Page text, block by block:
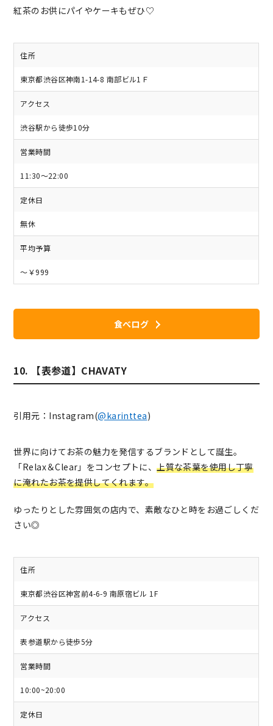
紅茶のお供にパイやケーキもぜひ♡
住所
東京都渋谷区神南1-14-8 南部ビル1Ｆ
アクセス
渋谷駅から徒歩10分
営業時間
11:30～22:00
定休日
無休
平均予算
～￥999
食べログ
10. 【表参道】CHAVATY
引用元：Instagram(@karinttea)
世界に向けてお茶の魅力を発信するブランドとして誕生。
「Relax＆Clear」をコンセプトに、上質な茶葉を使用し丁寧
に淹れたお茶を提供してくれます。
ゆったりとした雰囲気の店内で、素敵なひと時をお過ごしくだ
さい◎
住所
東京都渋谷区神宮前4-6-9 南原宿ビル 1F
アクセス
表参道駅から徒歩5分
営業時間
10:00~20:00
定休日